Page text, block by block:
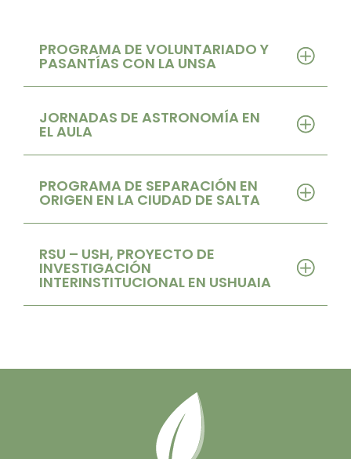
PROGRAMA DE VOLUNTARIADO Y
PASANTÍAS CON LA UNSA
JORNADAS DE ASTRONOMÍA EN
EL AULA
PROGRAMA DE SEPARACIÓN EN
ORIGEN EN LA CIUDAD DE SALTA
RSU – USH, PROYECTO DE
INVESTIGACIÓN
INTERINSTITUCIONAL EN USHUAIA